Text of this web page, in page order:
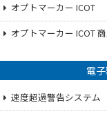
オプトマーカー ICOT
オプトマーカー ICOT
電
速度超過警告システム